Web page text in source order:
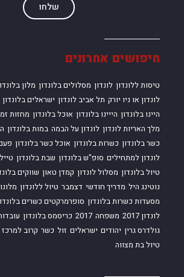
חיפושים אחרונים
טיסות ללונדון לונדון מסלולים בלונדון מלון
לונדון או ניו יורק תל אביב לונדון ישראלים בלונדון
היינו בלונדון הייינו בלונדון אוכל בלונדון מחזות
מלך האריות לונדון לונדון על הבמה במות בלונדון
כשר בלונדון כשרות בלונדון אוכל כשר בלונדון
לונדון למתחילים סופ"ש בלונדון שבת בלונדון
טיול בלונדון מסלול לונדון קמדן טאון שווקים
נוטינג היל מדריך חודשי דצמבר טיול ללונדון
מסעדות כשרות בלונדון סופרמרקטים כשרים
לונדון 2017
משפחה 2017 כריסמס בלונדון
גולדרס גרין יהודים ישראלים זול כשר קרוב למרכז
טיול בת מצווה
שלחו